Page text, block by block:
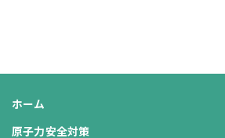
ホーム
原子力安全対策